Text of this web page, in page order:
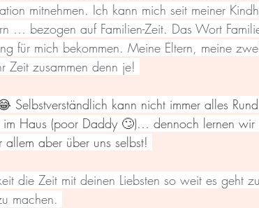
mitnehmen. Ich kann mich seit meiner
… bezogen auf Familien-Zeit. Das Wort
für mich bekommen. Meine Eltern, meine
Zeit zusammen denn je!
Selbstverständlich kann nicht immer alles
Haus (poor Daddy 🙄)… dennoch lernen wir
aber über uns selbst!
die Zeit mit deinen Liebsten so weit es geht
machen.